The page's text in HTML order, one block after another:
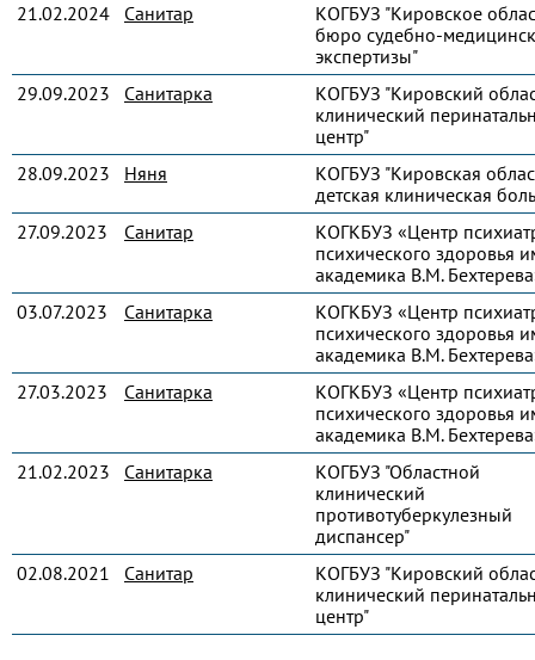
21.02.2024
Санитар
КОГБУЗ "Кировское
бюро судебно-
экспертизы"
29.09.2023
Санитарка
КОГБУЗ "Кировский
клинический
центр"
28.09.2023
Няня
КОГБУЗ "Кировская
детская клиническая
27.09.2023
Санитар
КОГКБУЗ «Центр
психического здоровья
академика В.М.
03.07.2023
Санитарка
КОГКБУЗ «Центр
психического здоровья
академика В.М.
27.03.2023
Санитарка
КОГКБУЗ «Центр
психического здоровья
академика В.М.
21.02.2023
Санитарка
КОГБУЗ "Областной
клинический
противотуберкулезный
диспансер"
02.08.2021
Санитар
КОГБУЗ "Кировский
клинический
центр"